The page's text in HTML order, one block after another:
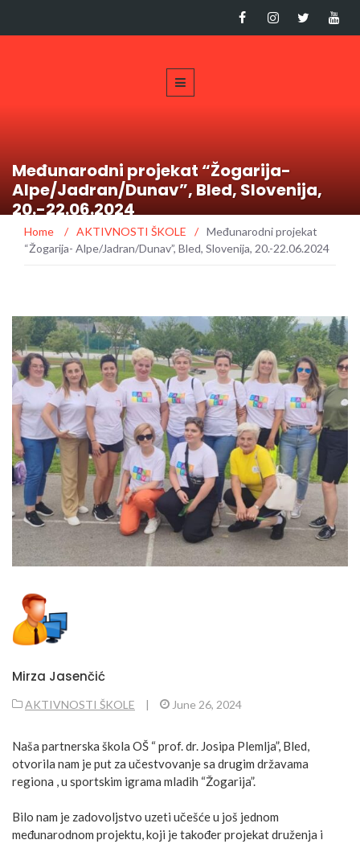
Međunarodni projekat “Žogarija-
Alpe/Jadran/Dunav”, Bled, Slovenija,
20.-22.06.2024
Home / AKTIVNOSTI ŠKOLE / Međunarodni projekat
“Žogarija- Alpe/Jadran/Dunav”, Bled, Slovenija, 20.-22.06.2024
Mirza Jasenčić
AKTIVNOSTI ŠKOLE | June 26, 2024
Naša partnerska škola OŠ “ prof. dr. Josipa Plemlja”, Bled,
otvorila nam je put za učestvovanje sa drugim državama
regiona , u sportskim igrama mladih “Žogarija”.
Bilo nam je zadovoljstvo uzeti učešće u još jednom
međunarodnom projektu, koji je također projekat druženja i